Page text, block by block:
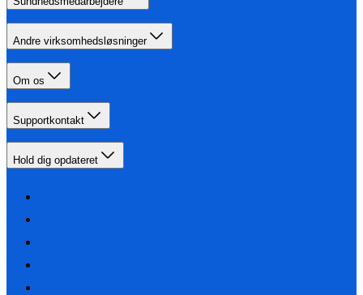
Andre virksomhedsløsninger
Om os
Supportkontakt
Hold dig opdateret